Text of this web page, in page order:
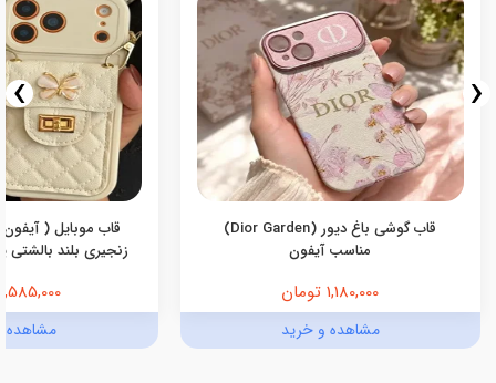
قاب گوشی باغ دیور (Dior Garden)
مناسب آیفون
1,180,000 تومان
مشاهده و خرید
قاب موبایل (
زنجیری بلند بالشتی
1,585,000 تومان
مشاهده
‹
›